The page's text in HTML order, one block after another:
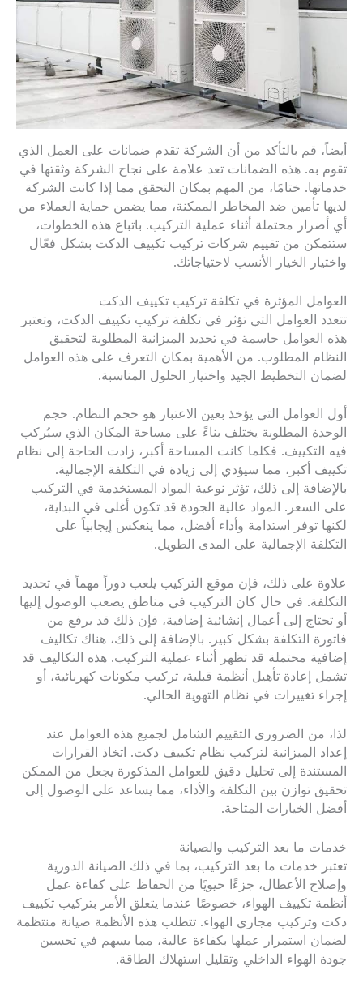
أيضاً، قم بالتأكد من أن الشركة تقدم ضمانات على العمل الذي
تقوم به. هذه الضمانات تعد علامة على نجاح الشركة وثقتها في
خدماتها. ختامًا، من المهم بمكان التحقق مما إذا كانت الشركة
لديها تأمين ضد المخاطر الممكنة، مما يضمن حماية العملاء من
أي أضرار محتملة أثناء عملية التركيب. باتباع هذه الخطوات،
ستتمكن من تقييم شركات تركيب تكييف الدكت بشكل فعّال
واختيار الخيار الأنسب لاحتياجاتك.
العوامل المؤثرة في تكلفة تركيب تكييف الدكت
تتعدد العوامل التي تؤثر في تكلفة تركيب تكييف الدكت، وتعتبر
هذه العوامل حاسمة في تحديد الميزانية المطلوبة لتحقيق
النظام المطلوب. من الأهمية بمكان التعرف على هذه العوامل
لضمان التخطيط الجيد واختيار الحلول المناسبة.
أول العوامل التي يؤخذ بعين الاعتبار هو حجم النظام. حجم
الوحدة المطلوبة يختلف بناءً على مساحة المكان الذي سيُركب
فيه التكييف. فكلما كانت المساحة أكبر، زادت الحاجة إلى نظام
تكييف أكبر، مما سيؤدي إلى زيادة في التكلفة الإجمالية.
بالإضافة إلى ذلك، تؤثر نوعية المواد المستخدمة في التركيب
على السعر. المواد عالية الجودة قد تكون أغلى في البداية،
لكنها توفر استدامة وأداء أفضل، مما ينعكس إيجابياً على
التكلفة الإجمالية على المدى الطويل.
علاوة على ذلك، فإن موقع التركيب يلعب دوراً مهماً في تحديد
التكلفة. في حال كان التركيب في مناطق يصعب الوصول إليها
أو تحتاج إلى أعمال إنشائية إضافية، فإن ذلك قد يرفع من
فاتورة التكلفة بشكل كبير. بالإضافة إلى ذلك، هناك تكاليف
إضافية محتملة قد تظهر أثناء عملية التركيب. هذه التكاليف قد
تشمل إعادة تأهيل أنظمة قبلية، تركيب مكونات كهربائية، أو
إجراء تغييرات في نظام التهوية الحالي.
لذا، من الضروري التقييم الشامل لجميع هذه العوامل عند
إعداد الميزانية لتركيب نظام تكييف دكت. اتخاذ القرارات
المستندة إلى تحليل دقيق للعوامل المذكورة يجعل من الممكن
تحقيق توازن بين التكلفة والأداء، مما يساعد على الوصول إلى
أفضل الخيارات المتاحة.
خدمات ما بعد التركيب والصيانة
تعتبر خدمات ما بعد التركيب، بما في ذلك الصيانة الدورية
وإصلاح الأعطال، جزءًا حيويًا من الحفاظ على كفاءة عمل
أنظمة تكييف الهواء، خصوصًا عندما يتعلق الأمر بتركيب تكييف
دكت وتركيب مجاري الهواء. تتطلب هذه الأنظمة صيانة منتظمة
لضمان استمرار عملها بكفاءة عالية، مما يسهم في تحسين
جودة الهواء الداخلي وتقليل استهلاك الطاقة.